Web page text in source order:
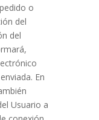
o
del
del
En
Usuario a